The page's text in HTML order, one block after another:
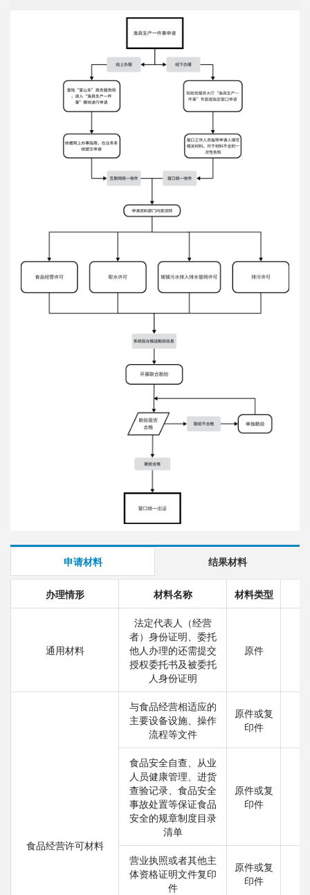
申请材料 结果材料
办理情形 材料名称 材料类型
通用材料
法定代表人（经营
者）身份证明、委托
他人办理的还需提交
授权委托书及被委托
人身份证明
原件
食品经营许可材料
与食品经营相适应的
主要设备设施、操作
流程等文件
原件或复
印件
食品安全自查、从业
人员健康管理、进货
查验记录、食品安全
事故处置等保证食品
安全的规章制度目录
清单
原件或复
印件
营业执照或者其他主
体资格证明文件复印
件
原件或复
印件